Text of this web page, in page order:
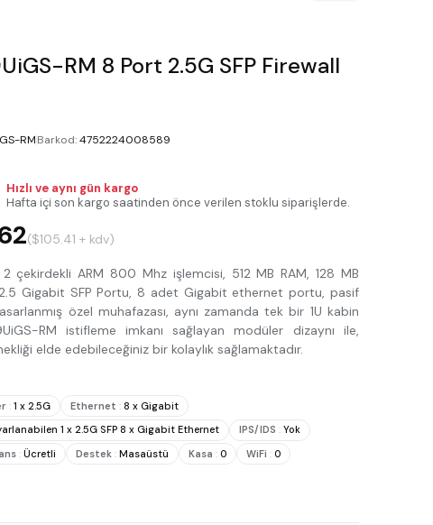
RM 8 Port 2.5G SFP Firewall
RMBarkod:4752224008589
Hızlı ve aynı gün kargo
Hafta içi son kargo saatinden önce verilen stoklu siparişlerde.
($105.41 + kdv)
çekirdekli ARM 800 Mhz işlemcisi, 512 MB RAM, 128 MB
Gigabit SFP Portu, 8 adet Gigabit ethernet portu, pasif
özel muhafazası, aynı zamanda tek bir 1U kabin
RM istifleme imkanı sağlayan modüler dizaynı ile,
elde edebileceğiniz bir kolaylık sağlamaktadır.
: 1 x 2.5G Ethernet : 8 x Gigabit
1 x 2.5G SFP 8 x Gigabit Ethernet IPS/IDS : Yok
: Ücretli Destek : Masaüstü Kasa : 0 WiFi : 0